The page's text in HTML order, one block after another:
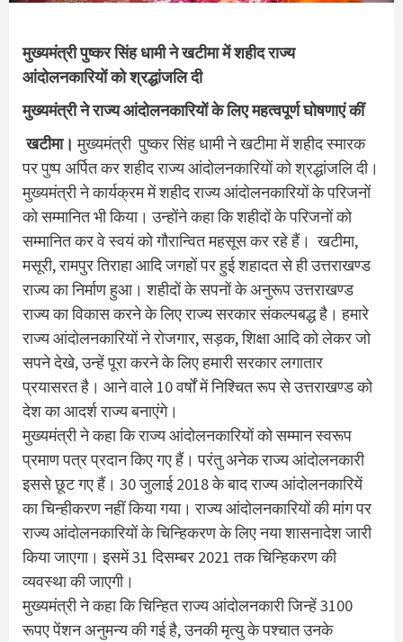
मुख्यमंत्री पुष्कर सिंह धामी ने खटीमा में शहीद राज्य
आंदोलनकारियों को श्रद्धांजलि दी
मुख्यमंत्री ने राज्य आंदोलनकारियों के लिए महत्वपूर्ण घोषणाएं कीं
खटीमा। मुख्यमंत्री पुष्कर सिंह धामी ने खटीमा में शहीद स्मारक
पर पुष्प अर्पित कर शहीद राज्य आंदोलनकारियों को श्रद्धांजलि दी।
मुख्यमंत्री ने कार्यक्रम में शहीद राज्य आंदोलनकारियों के परिजनों
को सम्मानित भी किया। उन्होंने कहा कि शहीदों के परिजनों को
सम्मानित कर वे स्वयं को गौरान्वित महसूस कर रहे हैं। खटीमा,
मसूरी, रामपुर तिराहा आदि जगहों पर हुई शहादत से ही उत्तराखण्ड
राज्य का निर्माण हुआ। शहीदों के सपनों के अनुरूप उत्तराखण्ड
राज्य का विकास करने के लिए राज्य सरकार संकल्पबद्ध है। हमारे
राज्य आंदोलनकारियों ने रोजगार, सड़क, शिक्षा आदि को लेकर जो
सपने देखे, उन्हें पूरा करने के लिए हमारी सरकार लगातार
प्रयासरत है। आने वाले 10 वर्षों में निश्चित रूप से उत्तराखण्ड को
देश का आदर्श राज्य बनाएंगे।
मुख्यमंत्री ने कहा कि राज्य आंदोलनकारियों को सम्मान स्वरूप
प्रमाण पत्र प्रदान किए गए हैं। परंतु अनेक राज्य आंदोलनकारी
इससे छूट गए हैं। 30 जुलाई 2018 के बाद राज्य आंदोलनकारियें
का चिन्हीकरण नहीं किया गया। राज्य आंदोलनकारियों की मांग पर
राज्य आंदोलनकारियों के चिन्हिकरण के लिए नया शासनादेश जारी
किया जाएगा। इसमें 31 दिसम्बर 2021 तक चिन्हिकरण की
व्यवस्था की जाएगी।
मुख्यमंत्री ने कहा कि चिन्हित राज्य आंदोलनकारी जिन्हें 3100
रूपए पेंशन अनुमन्य की गई है, उनकी मृत्यु के पश्चात उनके